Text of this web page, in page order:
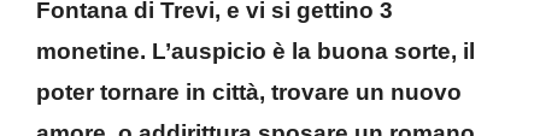
Fontana di Trevi, e vi si gettino 3
monetine. L’auspicio è la buona sorte, il
poter tornare in città, trovare un nuovo